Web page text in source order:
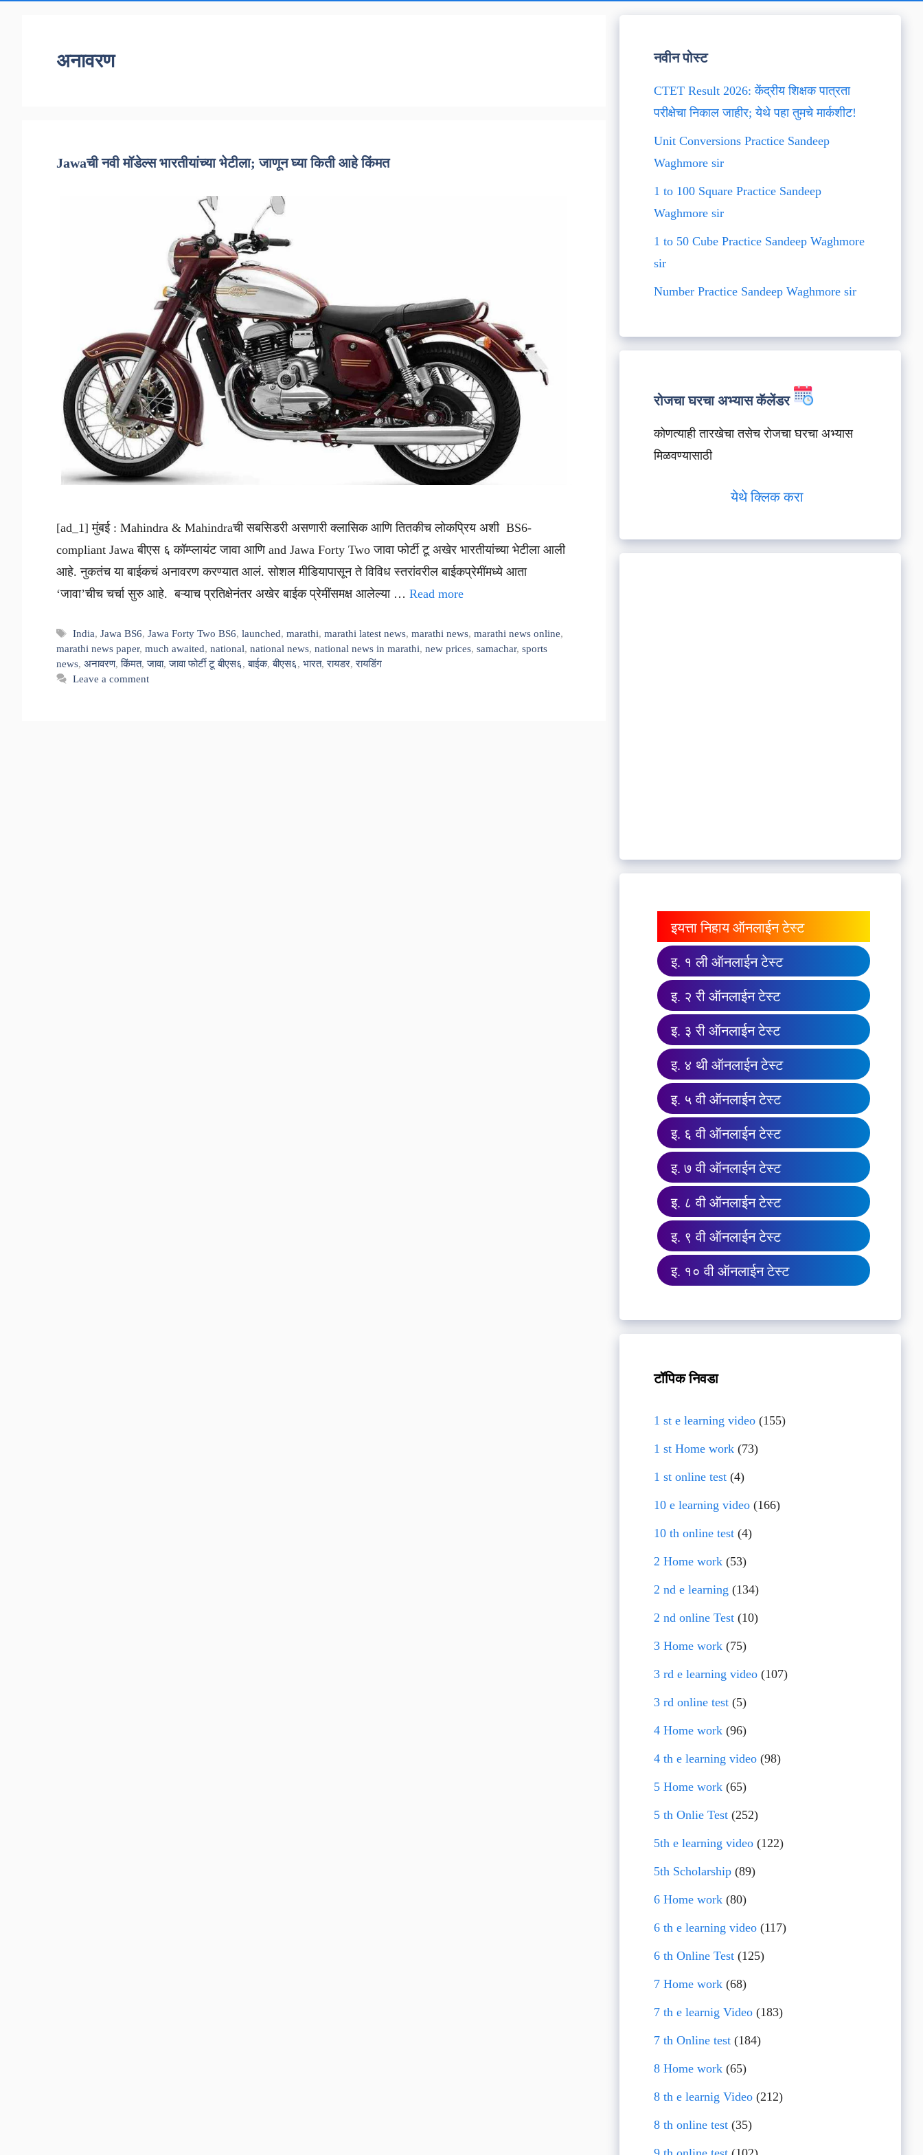
अनावरण
Jawaची नवी मॉडेल्स भारतीयांच्या भेटीला; जाणून घ्या किती आहे किंमत
[ad_1] मुंबई : Mahindra & Mahindraची सबसिडरी असणारी क्लासिक आणि तितकीच लोकप्रिय अशी BS6-
compliant Jawa बीएस ६ कॉम्प्लायंट जावा आणि and Jawa Forty Two जावा फोर्टी टू अखेर भारतीयांच्या भेटीला आली
आहे. नुकतंच या बाईकचं अनावरण करण्यात आलं. सोशल मीडियापासून ते विविध स्तरांवरील बाईकप्रेमींमध्ये आता
‘जावा’चीच चर्चा सुरु आहे. बऱ्याच प्रतिक्षेनंतर अखेर बाईक प्रेमींसमक्ष आलेल्या … Read more
Tags
India,Jawa BS6,Jawa Forty Two BS6,launched,marathi,marathi latest news,marathi news,marathi news online,
marathi news paper, much awaited, national, national news, national news in marathi, new prices, samachar, sports
news, अनावरण,किंमत,जावा,जावा फोर्टी टू बीएस६,बाईक,बीएस६, भारत,रायडर,रायडिंग
Leave a comment
नवीन पोस्ट
CTET Result 2026: केंद्रीय शिक्षक पात्रता
परीक्षेचा निकाल जाहीर; येथे पहा तुमचे मार्कशीट!
Unit Conversions Practice Sandeep
Waghmore sir
1 to 100 Square Practice Sandeep
Waghmore sir
1 to 50 Cube Practice Sandeep Waghmore
sir
Number Practice Sandeep Waghmore sir
रोजचा घरचा अभ्यास कॅलेंडर
कोणत्याही तारखेचा तसेच रोजचा घरचा अभ्यास
मिळवण्यासाठी
येथे क्लिक करा
इयत्ता निहाय ऑनलाईन टेस्ट
इ. १ ली ऑनलाईन टेस्ट
इ. २ री ऑनलाईन टेस्ट
इ. ३ री ऑनलाईन टेस्ट
इ. ४ थी ऑनलाईन टेस्ट
इ. ५ वी ऑनलाईन टेस्ट
इ. ६ वी ऑनलाईन टेस्ट
इ. ७ वी ऑनलाईन टेस्ट
इ. ८ वी ऑनलाईन टेस्ट
इ. ९ वी ऑनलाईन टेस्ट
इ. १० वी ऑनलाईन टेस्ट
टॉपिक निवडा
1 st e learning video(155)
1 st Home work(73)
1 st online test(4)
10 e learning video(166)
10 th online test(4)
2 Home work(53)
2 nd e learning (134)
2 nd online Test(10)
3 Home work(75)
3 rd e learning video(107)
3 rd online test(5)
4 Home work(96)
4 th e learning video(98)
5 Home work(65)
5 th Onlie Test(252)
5th e learning video(122)
5th Scholarship(89)
6 Home work(80)
6 th e learning video(117)
6 th Online Test(125)
7 Home work(68)
7 th e learnig Video(183)
7 th Online test(184)
8 Home work(65)
8 th e learnig Video(212)
8 th online test(35)